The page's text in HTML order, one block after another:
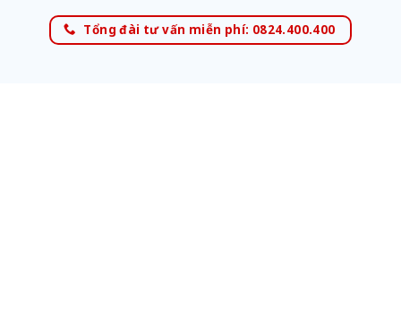
Tổng đài tư vấn miễn phí: 0824.400.400